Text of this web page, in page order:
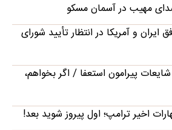
مهیب در آسمان مسکو
و آمریکا در انتظار تأیید شورای
پیرامون استعفا / اگر بخواهم،
اخیر ترامپ؛ اول پیروز شوید بعد!